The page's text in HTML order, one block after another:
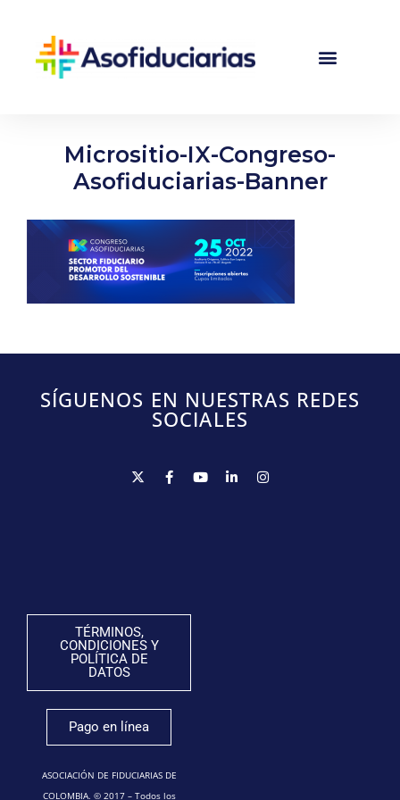
Micrositio-IX-Congreso-
Asofiduciarias-Banner
SÍGUENOS EN NUESTRAS REDES
SOCIALES
TÉRMINOS,
CONDICIONES Y
POLÍTICA DE
DATOS
Pago en línea
ASOCIACIÓN DE FIDUCIARIAS DE
COLOMBIA. © 2017 – Todos los